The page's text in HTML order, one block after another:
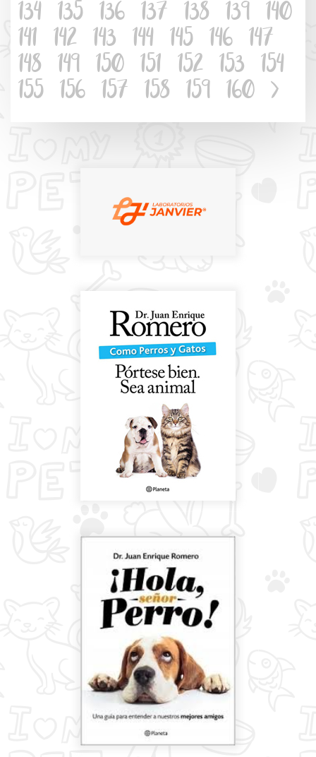
134
135 136 137 138 139
140
141
142 143 144 145 146
147
148
149 150 151 152 153
154
155
156 157 158 159 160 >